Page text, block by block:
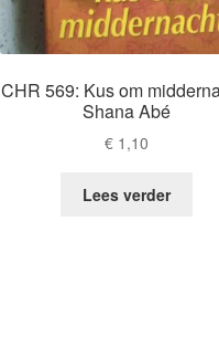
CHR 569: Kus om
Shana Abé
€ 1,10
Lees verder